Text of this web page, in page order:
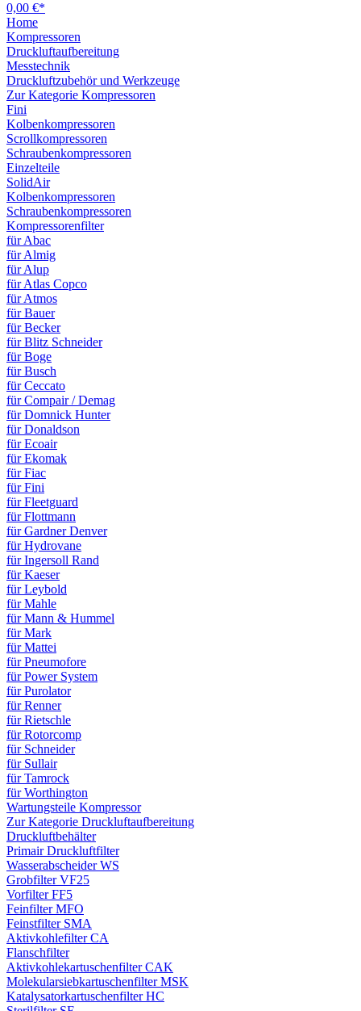
0,00 €*
Home
Kompressoren
Druckluftaufbereitung
Messtechnik
Druckluftzubehör und Werkzeuge
Zur Kategorie Kompressoren
Fini
Kolbenkompressoren
Scrollkompressoren
Schraubenkompressoren
Einzelteile
SolidAir
Kolbenkompressoren
Schraubenkompressoren
Kompressorenfilter
für Abac
für Almig
für Alup
für Atlas Copco
für Atmos
für Bauer
für Becker
für Blitz Schneider
für Boge
für Busch
für Ceccato
für Compair / Demag
für Domnick Hunter
für Donaldson
für Ecoair
für Ekomak
für Fiac
für Fini
für Fleetguard
für Flottmann
für Gardner Denver
für Hydrovane
für Ingersoll Rand
für Kaeser
für Leybold
für Mahle
für Mann & Hummel
für Mark
für Mattei
für Pneumofore
für Power System
für Purolator
für Renner
für Rietschle
für Rotorcomp
für Schneider
für Sullair
für Tamrock
für Worthington
Wartungsteile Kompressor
Zur Kategorie Druckluftaufbereitung
Druckluftbehälter
Primair Druckluftfilter
Wasserabscheider WS
Grobfilter VF25
Vorfilter FF5
Feinfilter MFO
Feinstfilter SMA
Aktivkohlefilter CA
Flanschfilter
Aktivkohlekartuschenfilter CAK
Molekularsiebkartuschenfilter MSK
Katalysatorkartuschenfilter HC